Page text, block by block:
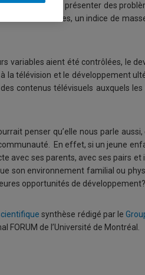
des risques de présenter des
alimentaires, un indice de
variables aient été contrôlées, le
la télévision et le développement
contenus télévisuels auxquels
penser qu’elle nous parle
En effet, si un jeune
avec ses parents, avec ses pairs
son environnement familial ou
opportunités de développement?
synthèse rédigé par le
FORUM de l’Université de Montréal.